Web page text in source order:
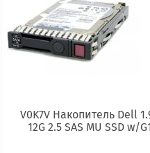
V0K7V Накопитель Dell
12G 2.5 SAS MU SSD w/